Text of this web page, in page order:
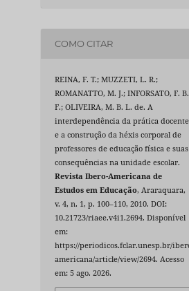
COMO CITAR
REINA, F. T.; MUZZETI, L. R.;
ROMANATTO, M. J.; INFORSATO, F. B.
F.; OLIVEIRA, M. B. L. de. A
interdependência da prática docente
e a construção da héxis corporal de
professores de educação física e suas
consequências na unidade escolar.
Revista Ibero-Americana de
Estudos em Educação, Araraquara,
v. 4, n. 1, p. 100–110, 2010. DOI:
10.21723/riaee.v4i1.2694. Disponível
em:
https://periodicos.fclar.unesp.br/
americana/article/view/2694. Acesso
em: 5 ago. 2026.